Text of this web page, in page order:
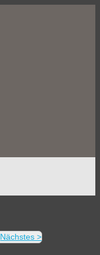
Nächstes >